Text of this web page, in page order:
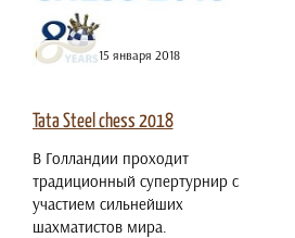
15 января 2018
Tata Steel chess 2018
В Голландии проходит
традиционный супертурнир с
участием сильнейших
шахматистов мира.